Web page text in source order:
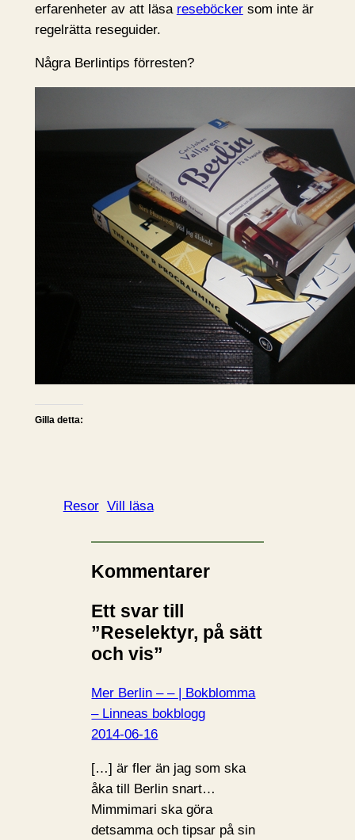
erfarenheter av att läsa reseböckersom inte är
regelrätta reseguider.
Några Berlintips förresten?
Gilla detta:
Resor Vill läsa
Kommentarer
Ett svar till
”Reselektyr, på sätt
och vis”
Mer Berlin – – | Bokblomma
– Linneas bokblogg
2014-06-16
[…] är fler än jag som ska
åka till Berlin snart…
Mimmimari ska göra
detsamma och tipsar på sin